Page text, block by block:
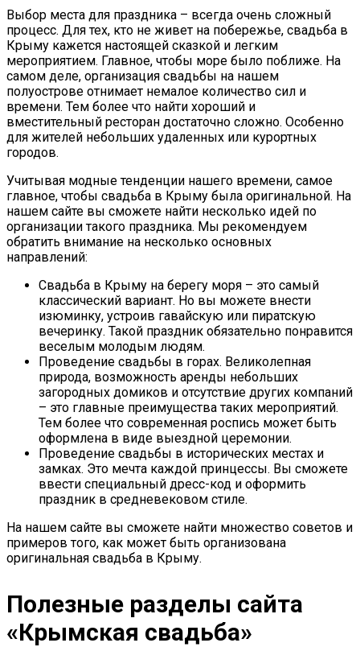
Выбор места для праздника – всегда очень сложный
процесс. Для тех, кто не живет на побережье, свадьба в
Крыму кажется настоящей сказкой и легким
мероприятием. Главное, чтобы море было поближе. На
самом деле, организация свадьбы на нашем
полуострове отнимает немалое количество сил и
времени. Тем более что найти хороший и
вместительный ресторан достаточно сложно. Особенно
для жителей небольших удаленных или курортных
городов.
Учитывая модные тенденции нашего времени, самое
главное, чтобы свадьба в Крыму была оригинальной. На
нашем сайте вы сможете найти несколько идей по
организации такого праздника. Мы рекомендуем
обратить внимание на несколько основных
направлений:
Свадьба в Крыму на берегу моря – это самый
классический вариант. Но вы можете внести
изюминку, устроив гавайскую или пиратскую
вечеринку. Такой праздник обязательно понравится
веселым молодым людям.
Проведение свадьбы в горах. Великолепная
природа, возможность аренды небольших
загородных домиков и отсутствие других компаний
– это главные преимущества таких мероприятий.
Тем более что современная роспись может быть
оформлена в виде выездной церемонии.
Проведение свадьбы в исторических местах и
замках. Это мечта каждой принцессы. Вы сможете
ввести специальный дресс-код и оформить
праздник в средневековом стиле.
На нашем сайте вы сможете найти множество советов и
примеров того, как может быть организована
оригинальная свадьба в Крыму.
Полезные разделы сайта
«Крымская свадьба»